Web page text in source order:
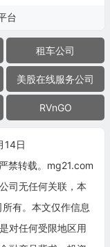
台
租车公司
美股在线服务公司
RVnGO
14日
禁转载。mg21.com
司无任何关联，本
有。本文仅作信息
对任何受限地区用